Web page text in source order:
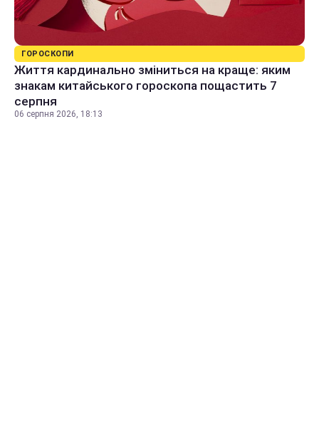
ГОРОСКОПИ
Життя кардинально зміниться на краще: яким
знакам китайського гороскопа пощастить 7
серпня
06 серпня 2026, 18:13